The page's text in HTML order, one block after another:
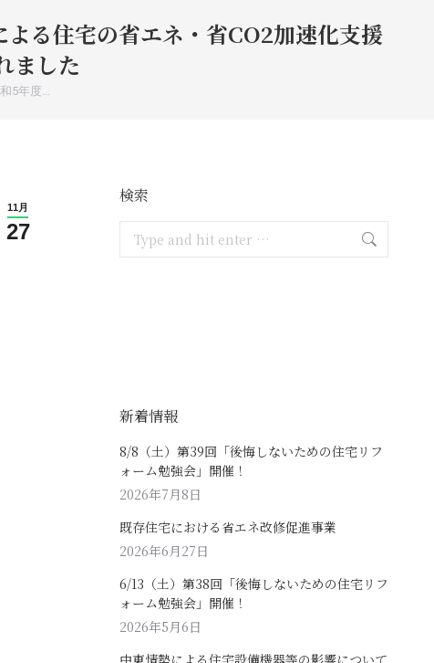
る住宅の省エネ・省CO2加速化支援
ました
5年度…
11月
27
検索
新着情報
8/8（土）第39回「後悔しないための住宅リフ
ォーム勉強会」開催！
2026年7月8日
既存住宅における省エネ改修促進事業
2026年6月27日
6/13（土）第38回「後悔しないための住宅リフ
ォーム勉強会」開催！
2026年5月6日
中東情勢による住宅設備機器等の影響について